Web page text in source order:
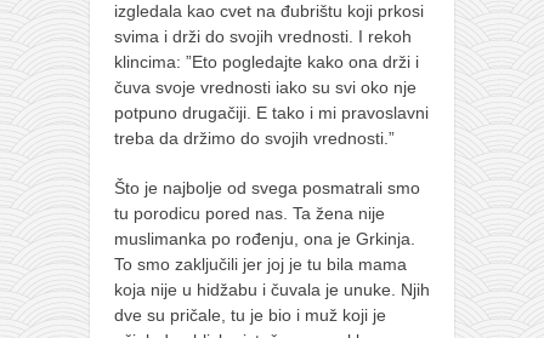
izgledala kao cvet na đubrištu koji prkosi
svima i drži do svojih vrednosti. I rekoh
klincima: ”Eto pogledajte kako ona drži i
čuva svoje vrednosti iako su svi oko nje
potpuno drugačiji. E tako i mi pravoslavni
treba da držimo do svojih vrednosti.”
Što je najbolje od svega posmatrali smo
tu porodicu pored nas. Ta žena nije
muslimanka po rođenju, ona je Grkinja.
To smo zaključili jer joj je tu bila mama
koja nije u hidžabu i čuvala je unuke. Njih
dve su pričale, tu je bio i muž koji je